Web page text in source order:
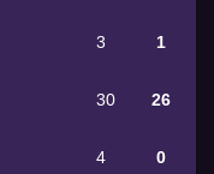
3 1
30 26
4 0